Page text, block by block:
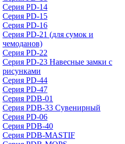
Серия PD-14
Серия PD-15
Серия PD-16
Серия PD-21 (для сумок и
чемоданов)
Серия PD-22
Серия PD-23 Навесные замки с
рисунками
Серия PD-44
Серия PD-47
Серия PDB-01
Серия PDB-33 Сувенирный
Серия PD-06
Серия PDB-40
Серия PDB-MASTIF